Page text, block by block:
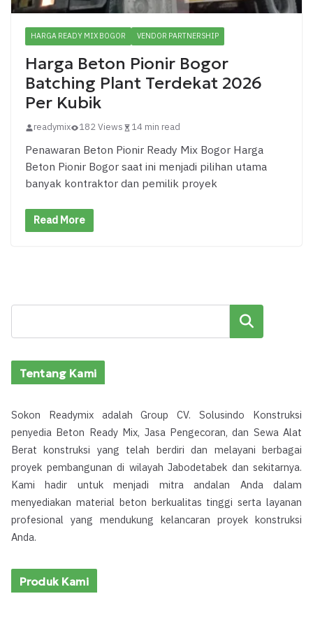
HARGA READY MIX BOGOR VENDOR PARTNERSHIP
Harga Beton Pionir Bogor
Batching Plant Terdekat 2026
Per Kubik
readymix 182 Views 14 min read
Penawaran Beton Pionir Ready Mix Bogor Harga
Beton Pionir Bogor saat ini menjadi pilihan utama
banyak kontraktor dan pemilik proyek
Read More
Cari
Tentang Kami
Sokon Readymix adalah Group CV. Solusindo Konstruksi
penyedia Beton Ready Mix, Jasa Pengecoran, dan Sewa Alat
Berat konstruksi yang telah berdiri dan melayani berbagai
proyek pembangunan di wilayah Jabodetabek dan sekitarnya.
Kami hadir untuk menjadi mitra andalan Anda dalam
menyediakan material beton berkualitas tinggi serta layanan
profesional yang mendukung kelancaran proyek konstruksi
Anda.
Produk Kami